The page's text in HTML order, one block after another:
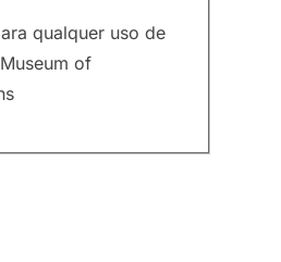
qualquer uso de
of